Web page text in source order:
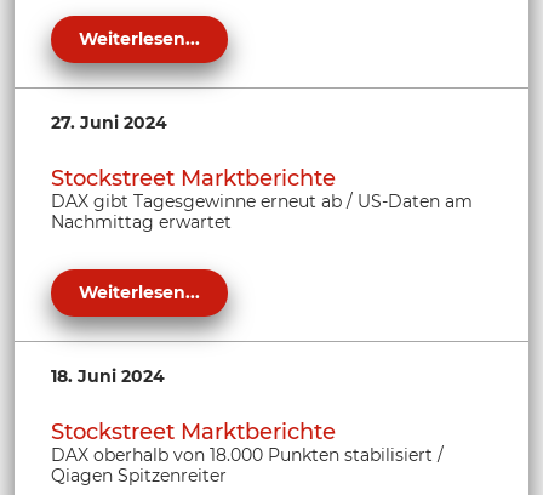
Weiterlesen...
27. Juni 2024
Stockstreet Marktberichte
DAX gibt Tagesgewinne erneut ab / US-Daten am
Nachmittag erwartet
Weiterlesen...
18. Juni 2024
Stockstreet Marktberichte
DAX oberhalb von 18.000 Punkten stabilisiert /
Qiagen Spitzenreiter